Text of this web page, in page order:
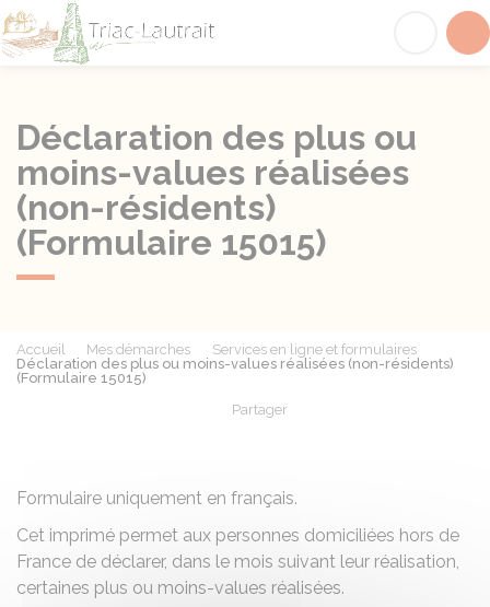
Déclaration des plus ou
moins-values réalisées
(non-résidents)
(Formulaire 15015)
Accueil Mes démarches
Services en ligne et formulaires
Déclaration des plus ou moins-values réalisées (non-résidents)
(Formulaire 15015)
Partager
Formulaire uniquement en français.
Cet imprimé permet aux personnes domiciliées hors de
France de déclarer, dans le mois suivant leur réalisation,
certaines plus ou moins-values réalisées.